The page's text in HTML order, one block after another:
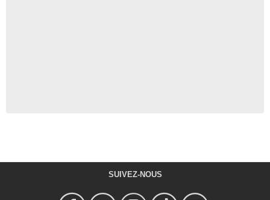
SUIVEZ-NOUS